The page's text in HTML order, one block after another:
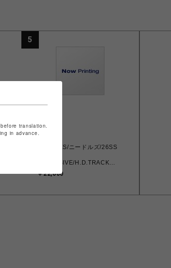
5
NEEDLES/ニードルズ/26SS
EXCLUSIVE/H.D.TRACK
PANT SHORTS-POLY
SMOOTH
￥22,000
translation.
in advance.